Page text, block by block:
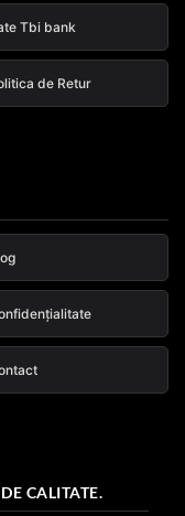
Tbi bank
de Retur
CALITATE.